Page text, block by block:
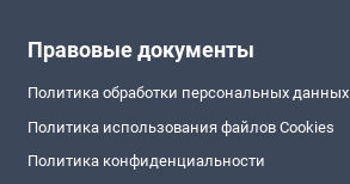
Правовые документы
Политика обработки персональных данных
Политика использования файлов Cookies
Политика конфиденциальности